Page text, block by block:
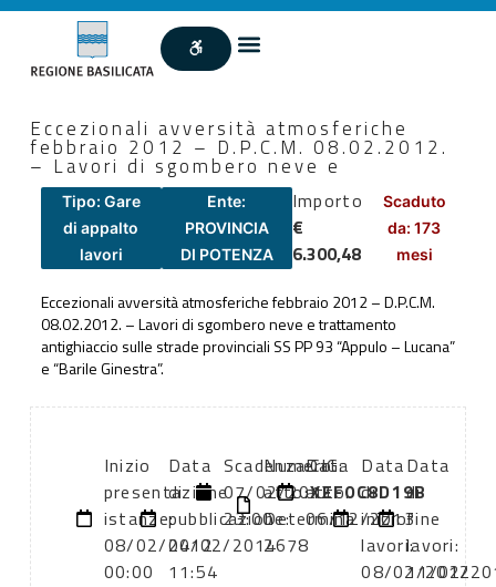
Eccezionali avversità atmosferiche
febbraio 2012 – D.P.C.M. 08.02.2012.
– Lavori di sgombero neve e
Tipo: Gare
di appalto
lavori
Ente:
PROVINCIA
DI POTENZA
Importo
€
6.300,48
Scaduto
da: 173
mesi
Eccezionali avversità atmosferiche febbraio 2012 – D.P.C.M.
08.02.2012. – Lavori di sgombero neve e trattamento
antighiaccio sulle strade provinciali SS PP 93 “Appulo – Lucana”
e “Barile Ginestra”.
Inizio
presentazione
istanze:
08/02/2012
00:00
Data
di
pubblicazione:
04/02/2014
11:54
Scadenza:
07/02/2012
23:00
Numero
atto:
Determina
2678
Data
atto:
06/12/2013
CIG:
XEF0C8D19B
Data
di
inizio
lavori:
08/02/2012
Data
di
fine
lavori:
11/02/